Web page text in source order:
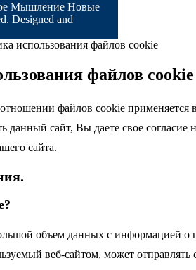
Мышление Новые
Designed and
использования файлов cookie
файлов cookie
файлов cookie
данный сайт, Вы даете свое
сайта.
объем данных с информацией о
веб-сайтом, может